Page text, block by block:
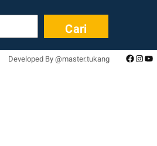
Cari
Developed By @master.tukang